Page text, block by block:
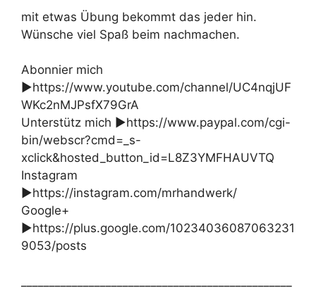
mit etwas Übung bekommt das jeder hin.
Wünsche viel Spaß beim nachmachen.
Abonnier mich
►https://www.youtube.com/channel/UC4nqjUF
WKc2nMJPsfX79GrA
Unterstütz mich ►https://www.paypal.com/cgi-
bin/webscr?cmd=_s-
xclick&hosted_button_id=L8Z3YMFHAUVTQ
Instagram
►https://instagram.com/mrhandwerk/
Google+
►https://plus.google.com/10234036087063231
9053/posts